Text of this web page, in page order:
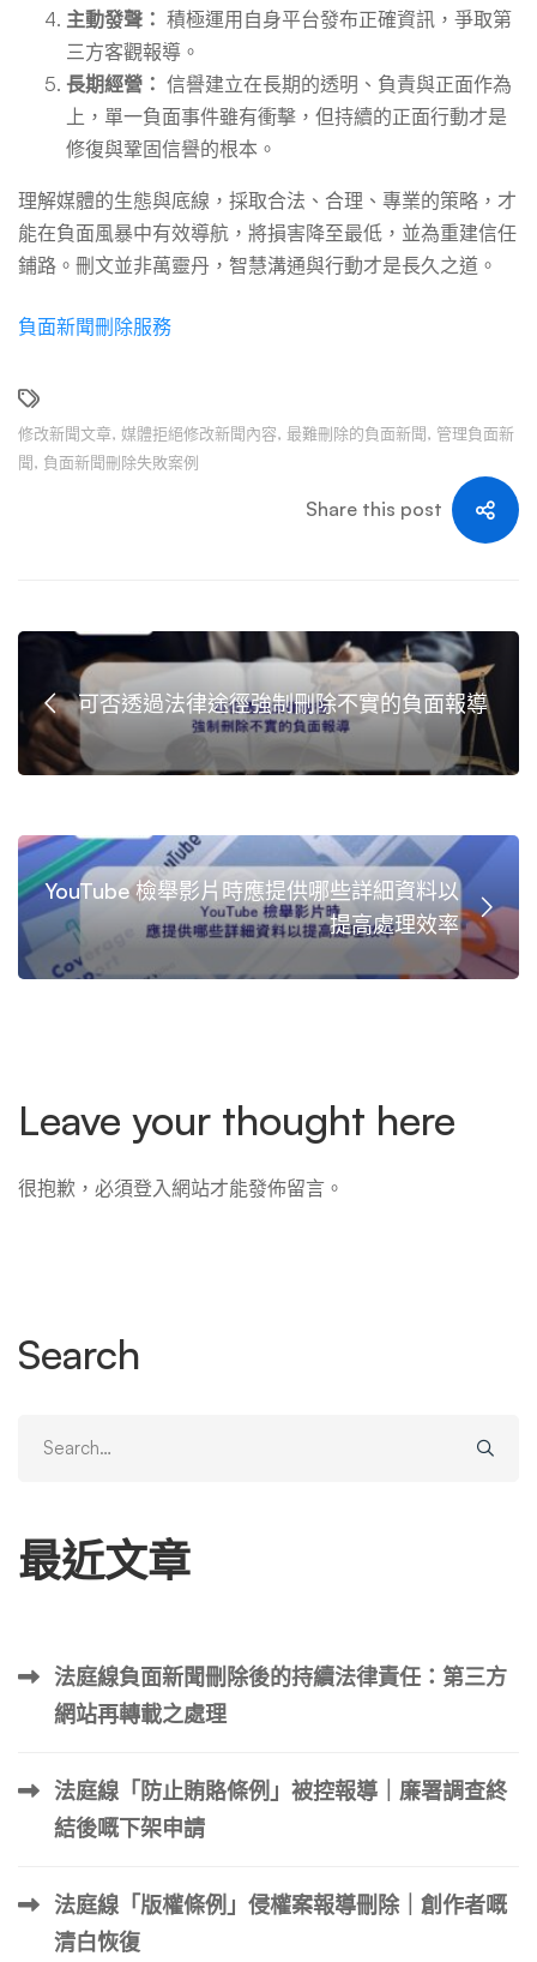
主動發聲： 積極運用自身平台發布正確資訊，爭取第
三方客觀報導。
長期經營： 信譽建立在長期的透明、負責與正面作為
上，單一負面事件雖有衝擊，但持續的正面行動才是
修復與鞏固信譽的根本。
理解媒體的生態與底線，採取合法、合理、專業的策略，才
能在負面風暴中有效導航，將損害降至最低，並為重建信任
鋪路。刪文並非萬靈丹，智慧溝通與行動才是長久之道。
負面新聞刪除服務
修改新聞文章, 媒體拒絕修改新聞內容, 最難刪除的負面新聞, 管理負面新
聞, 負面新聞刪除失敗案例
Share this post
可否透過法律途徑強制刪除不實的負面報導
YouTube 檢舉影片時應提供哪些詳細資料以
提高處理效率
Leave your thought here
很抱歉，必須登入網站才能發佈留言。
Search
for:
最近文章
法庭線負面新聞刪除後的持續法律責任：第三方
網站再轉載之處理
法庭線「防止賄賂條例」被控報導｜廉署調查終
結後嘅下架申請
法庭線「版權條例」侵權案報導刪除｜創作者嘅
清白恢復